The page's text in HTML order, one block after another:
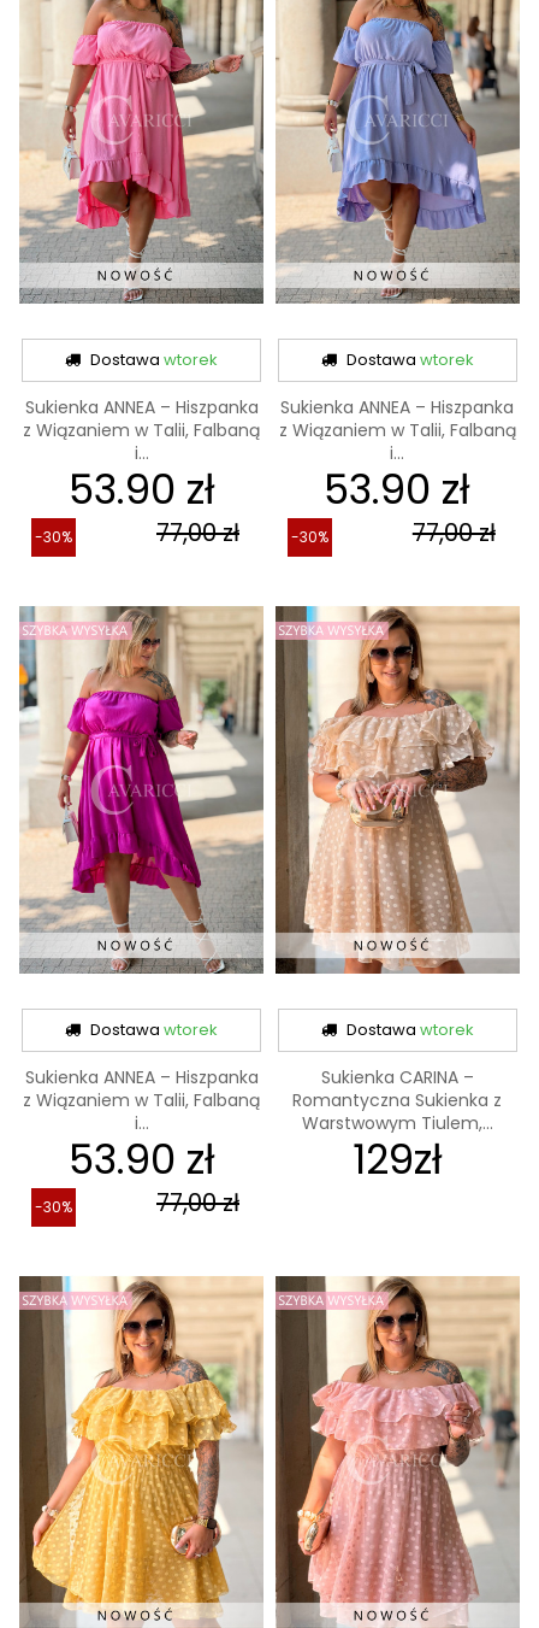
Dostawawtorek
Sukienka ANNEA – Hiszpanka
z Wiązaniem w Talii, Falbaną
i...
53.90 zł
77,00 zł
-30%
Dostawa wtorek
Sukienka ANNEA – Hiszpanka
z Wiązaniem w Talii, Falbaną
i...
53.90 zł
77,00 zł
-30%
Dostawawtorek
Sukienka ANNEA – Hiszpanka
z Wiązaniem w Talii, Falbaną
i...
53.90 zł
77,00 zł
-30%
Dostawa wtorek
Sukienka CARINA –
Romantyczna Sukienka z
Warstwowym Tiulem,...
129zł